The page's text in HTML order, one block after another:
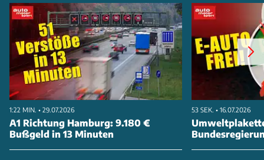
1:22 MIN. • 29.07.2026
A1 Richtung Hamburg: 9.180 €
Bußgeld in 13 Minuten
53 SEK. • 16.07.2026